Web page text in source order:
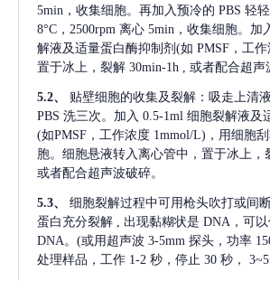
5min，收集细胞。再加入预冷的 PBS 轻
8°C，2500rpm 离心 5min，收集细胞。加
解液及适量蛋白酶抑制剂(如 PMSF，工作
置于冰上，裂解 30min-1h , 或者配合超声
5.2、
贴壁细胞的收集及裂解：吸走上清
PBS 洗三次。加入 0.5-1ml 细胞裂解液及
(如PMSF，工作浓度 1mmol/L)，用细胞
胞。细胞悬液转入离心管中，置于冰上，
或者配合超声波破碎。
5.3、
细胞裂解过程中可用枪头吹打或间
蛋白充分裂解 , 出现黏糊状是 DNA，可
DNA。(或用超声波 3-5mm 探头，功率
处理样品，工作 1-2 秒，停止 30 秒，